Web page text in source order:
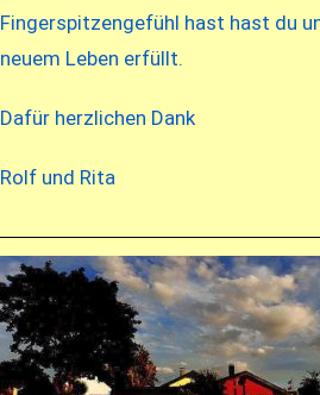
Fingerspitzengefühl hast hast du
neuem Leben erfüllt.
Dafür herzlichen Dank
Rolf und Rita